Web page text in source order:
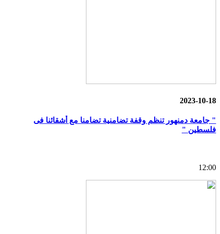
2023-10-18
" جامعة دمنهور تنظم وقفة تضامنية تضامنا مع أشقائنا فى
فلسطين "
12:00